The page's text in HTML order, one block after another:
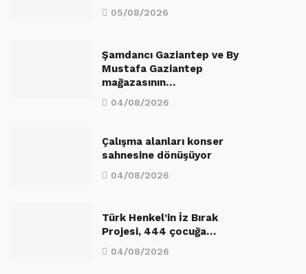
05/08/2026
Şamdancı Gaziantep ve By
Mustafa Gaziantep
mağazasının…
04/08/2026
Çalışma alanları konser
sahnesine dönüşüyor
04/08/2026
Türk Henkel’in İz Bırak
Projesi, 444 çocuğa…
04/08/2026